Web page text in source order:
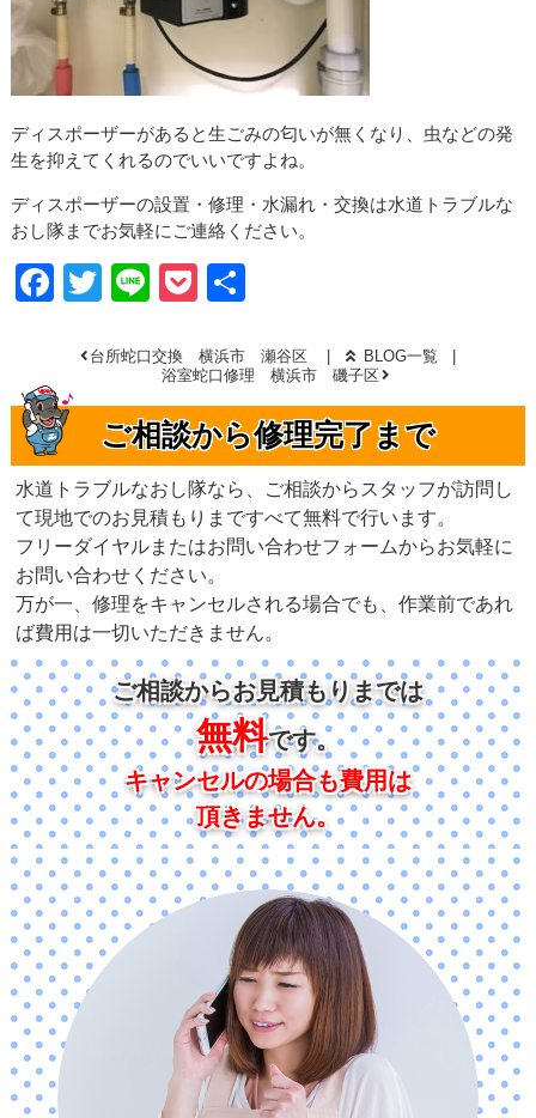
ディスポーザーがあると生ごみの匂いが無くなり、虫などの発
生を抑えてくれるのでいいですよね。
ディスポーザーの設置・修理・水漏れ・交換は水道トラブルな
おし隊までお気軽にご連絡ください。
Facebook
Twitter
LinePocket
台所蛇口交換 横浜市 瀬谷区
BLOG一覧
浴室蛇口修理 横浜市 磯子区
ご相談から修理完了まで
水道トラブルなおし隊なら、ご相談からスタッフが訪問し
て現地でのお見積もりまですべて無料で行います。
フリーダイヤルまたはお問い合わせフォームからお気軽に
お問い合わせください。
万が一、修理をキャンセルされる場合でも、作業前であれ
ば費用は一切いただきません。
ご相談からお見積もりまでは
無料です。
キャンセルの場合も費用は
頂きません。